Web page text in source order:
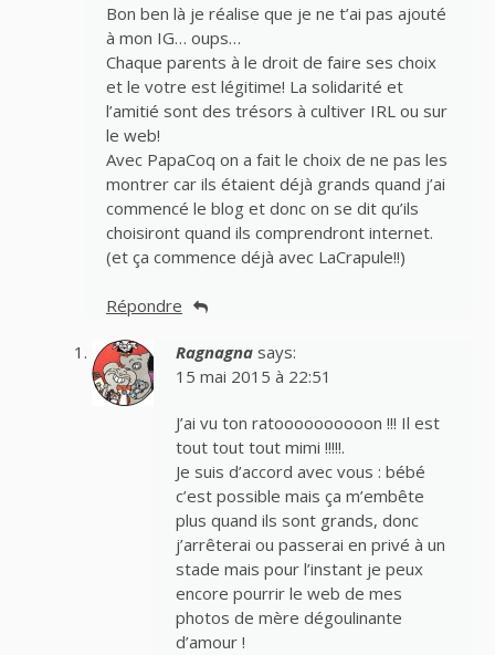
Bon ben là je réalise que je ne t’ai pas ajouté
à mon IG… oups…
Chaque parents à le droit de faire ses choix
et le votre est légitime! La solidarité et
l’amitié sont des trésors à cultiver IRL ou sur
le web!
Avec PapaCoq on a fait le choix de ne pas les
montrer car ils étaient déjà grands quand j’ai
commencé le blog et donc on se dit qu’ils
choisiront quand ils comprendront internet.
(et ça commence déjà avec LaCrapule!!)
Répondre
Ragnagna says:
15 mai 2015 à 22:51
J’ai vu ton ratoooooooooon !!! Il est
tout tout tout mimi !!!!!.
Je suis d’accord avec vous : bébé
c’est possible mais ça m’embête
plus quand ils sont grands, donc
j’arrêterai ou passerai en privé à un
stade mais pour l’instant je peux
encore pourrir le web de mes
photos de mère dégoulinante
d’amour !